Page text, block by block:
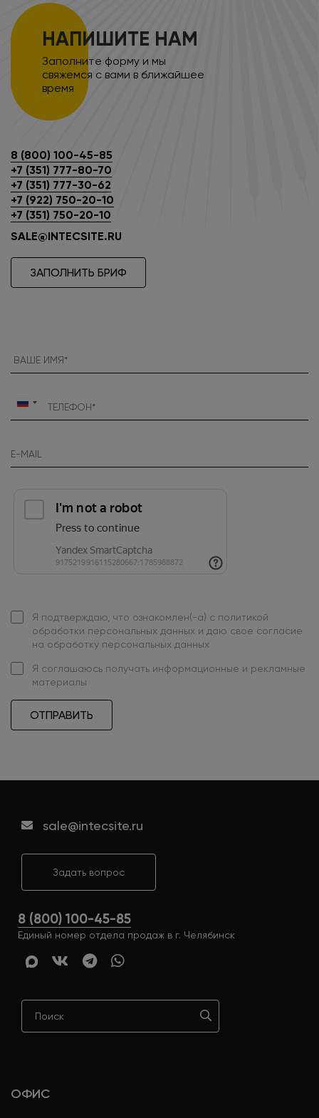
НАПИШИТЕ НАМ
Заполните форму и мы
свяжемся с вами в ближайшее
время
8 (800) 100-45-85
+7 (351) 777-80-70
+7 (351) 777-30-62
+7 (922) 750-20-10
+7 (351) 750-20-10
SALE@INTECSITE.RU
ЗАПОЛНИТЬ БРИФ
Россия
Я подтверждаю, что ознакомлен(-а) с политикой
обработки персональных данных и даю свое согласие
на обработку персональных данных
Я соглашаюсь получать информационные и рекламные
материалы
ОТПРАВИТЬ
sale@intecsite.ru
Задать вопрос
8 (800) 100-45-85
Единый номер отдела продаж в г. Челябинск
ОФИС